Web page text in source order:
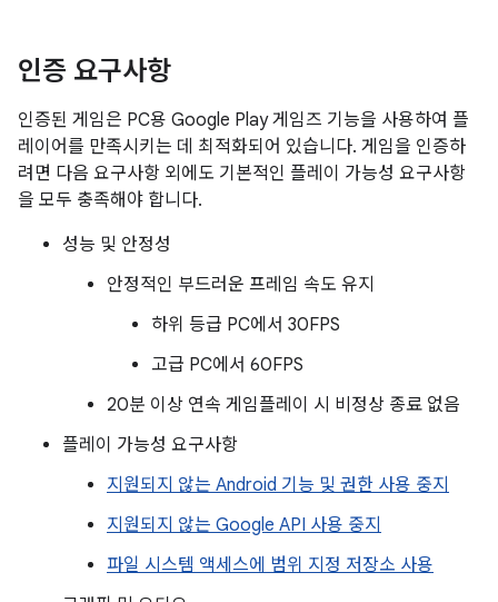
인증 요구사항
인증된 게임은 PC용 Google Play 게임즈 기능을 사용하여 플
레이어를 만족시키는 데 최적화되어 있습니다. 게임을 인증하
려면 다음 요구사항 외에도 기본적인 플레이 가능성 요구사항
을 모두 충족해야 합니다.
성능 및 안정성
안정적인 부드러운 프레임 속도 유지
하위 등급 PC에서 30FPS
고급 PC에서 60FPS
20분 이상 연속 게임플레이 시 비정상 종료 없음
플레이 가능성 요구사항
지원되지 않는 Android 기능 및 권한 사용 중지
지원되지 않는 Google API 사용 중지
파일 시스템 액세스에 범위 지정 저장소 사용